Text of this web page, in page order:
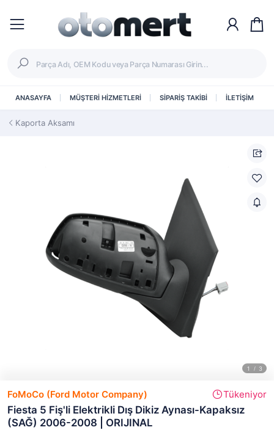
ANASAYFA MÜŞTERİ HİZMETLERİ SİPARİŞ TAKİBİ İLETİŞİM
Kaporta Aksamı
FoMoCo (Ford Motor Company) Tükeniyor
Fiesta 5 Fiş'li Elektrikli Dış Dikiz Aynası-Kapaksız
(SAĞ) 2006-2008 | ORIJINAL